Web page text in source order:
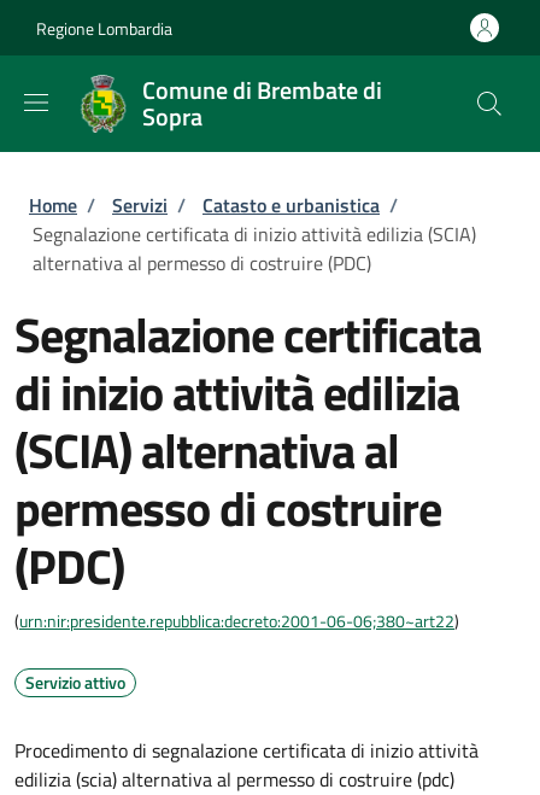
Regione Lombardia
Comune di Brembate di
Sopra
Briciole di pane
Home / Servizi / Catasto e urbanistica /
Segnalazione certificata di inizio attività edilizia (SCIA)
alternativa al permesso di costruire (PDC)
Segnalazione certificata
di inizio attività edilizia
(SCIA) alternativa al
permesso di costruire
(PDC)
(urn:nir:presidente.repubblica:decreto:2001-06-06;380~art22)
Servizio attivo
Procedimento di segnalazione certificata di inizio attività
edilizia (scia) alternativa al permesso di costruire (pdc)